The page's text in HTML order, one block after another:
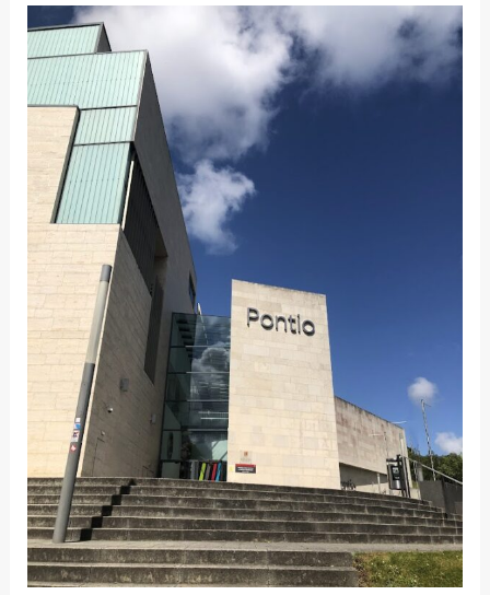
POTERE
DELLA
PRESENZA:
PERCHÉ
PARTECIPARE
ALLA
CONFERENZA
DI
PERSONA
È
IMPORTANTE